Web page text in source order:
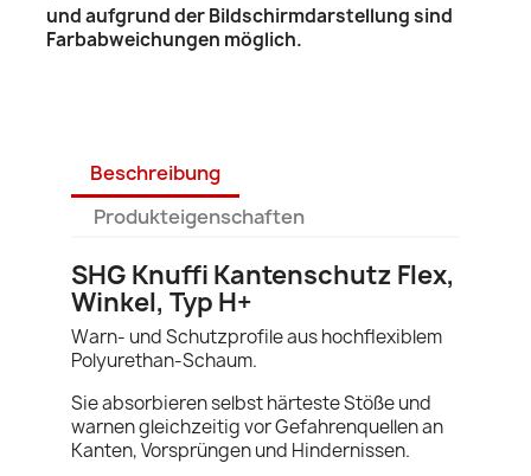
und aufgrund der Bildschirmdarstellung sind
Farbabweichungen möglich.
Beschreibung
Produkteigenschaften
SHG Knuffi Kantenschutz Flex,
Winkel, Typ H+
Warn- und Schutzprofile aus hochflexiblem
Polyurethan-Schaum.
Sie absorbieren selbst härteste Stöße und
warnen gleichzeitig vor Gefahrenquellen an
Kanten, Vorsprüngen und Hindernissen.